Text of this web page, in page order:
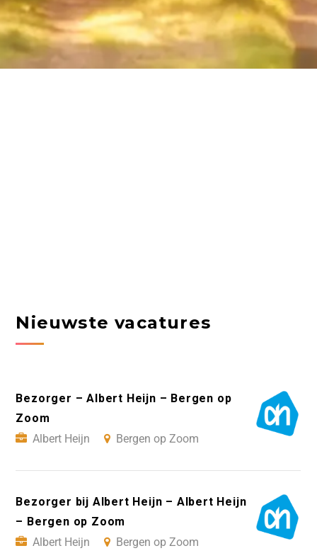
Nieuwste vacatures
Bezorger – Albert Heijn – Bergen op
Zoom
Albert Heijn
Bergen op Zoom
Bezorger bij Albert Heijn – Albert Heijn
– Bergen op Zoom
Albert Heijn
Bergen op Zoom